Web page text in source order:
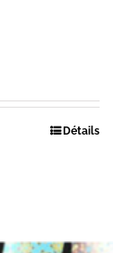
Détails